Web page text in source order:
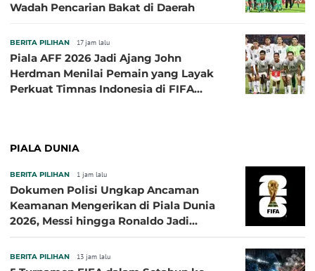
Wadah Pencarian Bakat di Daerah
BERITA PILIHAN 17 jam lalu
Piala AFF 2026 Jadi Ajang John
Herdman Menilai Pemain yang Layak
Perkuat Timnas Indonesia di FIFA
PIALA DUNIA
BERITA PILIHAN 1 jam lalu
Dokumen Polisi Ungkap Ancaman
Keamanan Mengerikan di Piala Dunia
2026, Messi hingga Ronaldo Jadi
BERITA PILIHAN 13 jam lalu